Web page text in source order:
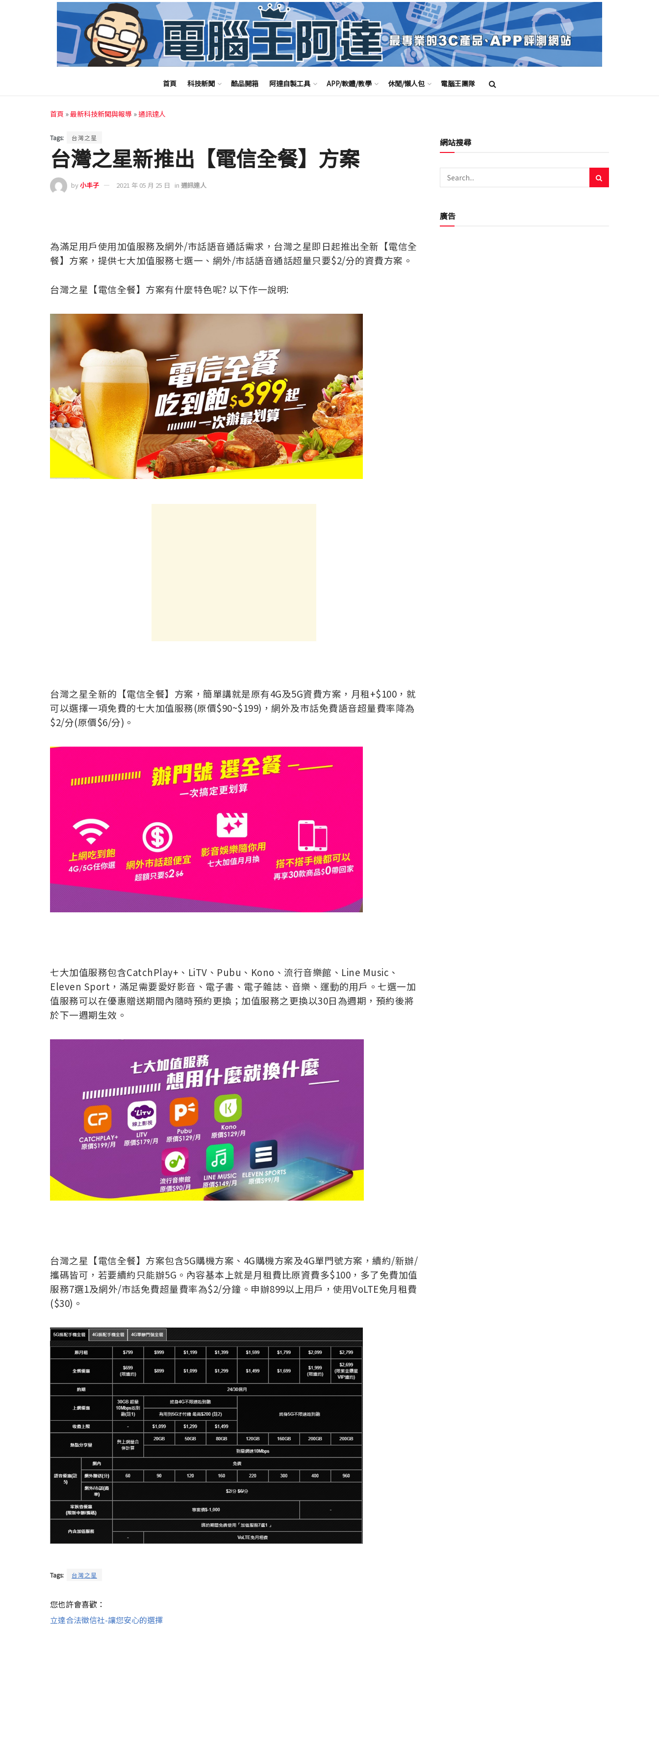
首頁 科技新聞 酷品開箱 阿達自製工具 APP/軟體/教學 休閒/懶人包 電腦王團隊
首頁 »最新科技新聞與報導 »通訊達人
Tags: 台灣之星
台灣之星新推出【電信全餐】方案
by小丰子 2021 年 05 月 25 日 in 通訊達人
為滿足用戶使用加值服務及網外/市話語音通話需求，台灣之星即日起推出全新【電信全
餐】方案，提供七大加值服務七選一、網外/市話語音通話超量只要$2/分的資費方案。
台灣之星【電信全餐】方案有什麼特色呢? 以下作一說明:
台灣之星全新的【電信全餐】方案，簡單講就是原有4G及5G資費方案，月租+$100，就
可以選擇一項免費的七大加值服務(原價$90~$199)，網外及市話免費語音超量費率降為
$2/分(原價$6/分)。
七大加值服務包含CatchPlay+、LiTV、Pubu、Kono、流行音樂館、Line Music、
Eleven Sport，滿足需要愛好影音、電子書、電子雜誌、音樂、運動的用戶。七選一加
值服務可以在優惠贈送期間內隨時預約更換；加值服務之更換以30日為週期，預約後將
於下一週期生效。
台灣之星【電信全餐】方案包含5G購機方案、4G購機方案及4G單門號方案，續約/新辦/
攜碼皆可，若要續約只能辦5G。內容基本上就是月租費比原資費多$100，多了免費加值
服務7選1及網外/市話免費超量費率為$2/分鐘。申辦899以上用戶，使用VoLTE免月租費
($30)。
Tags: 台灣之星
您也許會喜歡：
立達合法徵信社-讓您安心的選擇
網站搜尋
廣告